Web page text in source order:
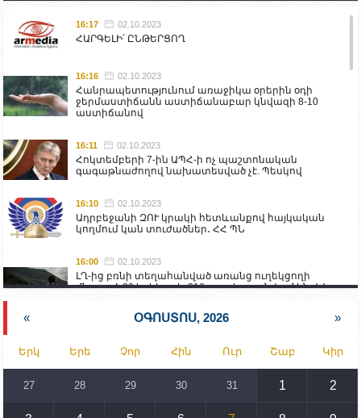
16:17 02.10.2023
ՀԱՐԳԵԼԻ՛ ԸՆԹԵՐՑՈՂ
16:16 02.10.2023
Հանրապետությունում առաջիկա օրերին օդի
ջերմաստիճանն աստիճանաբար կնվազի 8-10
աստիճանով
16:11 02.10.2023
Հոկտեմբերի 7-ին ԱՊՀ-ի ոչ պաշտոնական
գագաթնաժողով նախատեսված չէ. Պեսկով
16:10 02.10.2023
Ադրբեջանի ԶՈՒ կրակի հետևանքով հայկական
կողմում կան տուժածներ․ ՀՀ ՊՆ
16:00 02.10.2023
ԼՂ-ից բռնի տեղահանված առանց ուղեկցողի
մնացած 20 երեխա և 216 տարեց գտնվում են ՀՀ
նախարարության հոգածության ներքո
Իրանը կողմ է տարածաշրջանի համար շահավետ
տրանսպորտային հաղորդակցությունների
զարգացմանը, սակայն ոչ՝ միջազգային
սահմանների փոփոխությանը
« ՕԳՈՍՏՈՍ, 2026 »
Երկ Երե Չոր Հին Ուր Շաբ Կիր
27 28 29 30 31 1 2